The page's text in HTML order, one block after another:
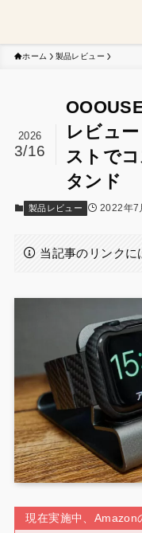
ホーム 製品レビュー
レビュ
ストで
タンド
2026
3/16
製品レビュー 2022年7
当記事のリンクに
現在実施中、Amazon